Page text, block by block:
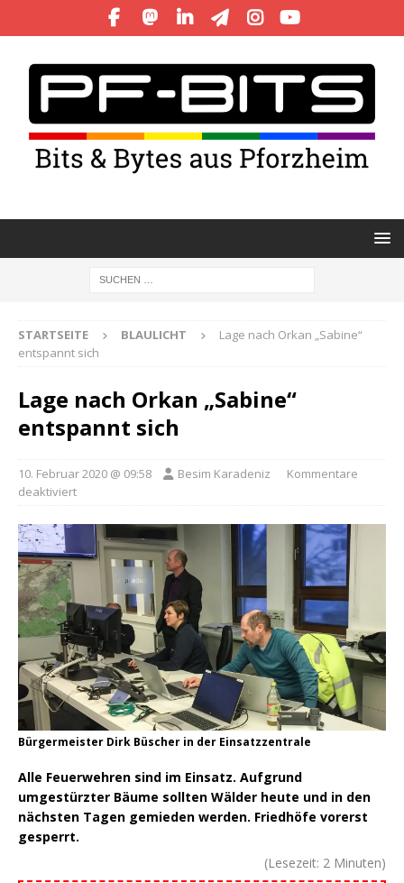
STARTSEITE BLAULICHT
Lage nach Orkan „Sabine“
entspannt sich
Lage nach Orkan „Sabine“
entspannt sich
10. Februar 2020 @ 09:58 Besim Karadeniz
Kommentare
deaktiviert
Bürgermeister Dirk Büscher in der Einsatzzentrale
Alle Feuerwehren sind im Einsatz. Aufgrund
umgestürzter Bäume sollten Wälder heute und in den
nächsten Tagen gemieden werden. Friedhöfe vorerst
gesperrt.
(Lesezeit: 2 Minuten)